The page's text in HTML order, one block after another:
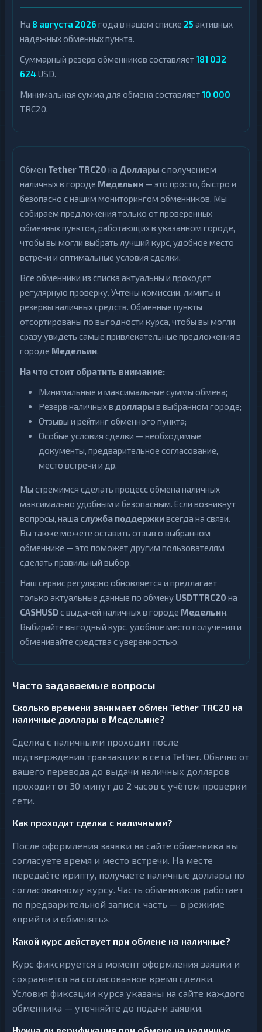
На 8 августа 2026 года в нашем списке 25 активных
надежных обменных пункта.
Суммарный резерв обменников составляет181 032
624USD.
Минимальная сумма для обмена составляет10 000
TRC20.
Обмен Tether TRC20 на Доллары с получением
наличных в городе Медельин — это просто, быстро и
безопасно с нашим мониторингом обменников. Мы
собираем предложения только от проверенных
обменных пунктов, работающих в указанном городе,
чтобы вы могли выбрать лучший курс, удобное место
встречи и оптимальные условия сделки.
Все обменники из списка актуальны и проходят
регулярную проверку. Учтены комиссии, лимиты и
резервы наличных средств. Обменные пункты
отсортированы по выгодности курса, чтобы вы могли
сразу увидеть самые привлекательные предложения в
городе Медельин.
На что стоит обратить внимание:
Минимальные и максимальные суммы обмена;
Резерв наличных в доллары в выбранном городе;
Отзывы и рейтинг обменного пункта;
Особые условия сделки — необходимые
документы, предварительное согласование,
место встречи и др.
Мы стремимся сделать процесс обмена наличных
максимально удобным и безопасным. Если возникнут
вопросы, наша служба поддержкивсегда на связи.
Вы также можете оставить отзыв о выбранном
обменнике — это поможет другим пользователям
сделать правильный выбор.
Наш сервис регулярно обновляется и предлагает
только актуальные данные по обмену USDTTRC20 на
CASHUSDс выдачей наличных в городе Медельин.
Выбирайте выгодный курс, удобное место получения и
обменивайте средства с уверенностью.
Часто задаваемые вопросы
Сколько времени занимает обмен Tether TRC20 на
наличные доллары в Медельине?
Сделка с наличными проходит после
подтверждения транзакции в сети Tether. Обычно от
вашего перевода до выдачи наличных долларов
проходит от 30 минут до 2 часов с учётом проверки
сети.
Как проходит сделка с наличными?
После оформления заявки на сайте обменника вы
согласуете время и место встречи. На месте
передаёте крипту, получаете наличные доллары по
согласованному курсу. Часть обменников работает
по предварительной записи, часть — в режиме
«прийти и обменять».
Какой курс действует при обмене на наличные?
Курс фиксируется в момент оформления заявки и
сохраняется на согласованное время сделки.
Условия фиксации курса указаны на сайте каждого
обменника — уточняйте до подачи заявки.